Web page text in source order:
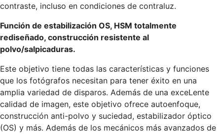
contraste, incluso en condiciones de contraluz.
Función de estabilización OS, HSM totalmente
rediseñado, construcción resistente al
polvo/salpicaduras.
Este objetivo tiene todas las características y funciones
que los fotógrafos necesitan para tener éxito en una
amplia variedad de disparos. Además de una exceLente
calidad de imagen, este objetivo ofrece autoenfoque,
construcción anti-polvo y suciedad, estabilizador óptico
(OS) y más. Además de los mecánicos más avanzados de